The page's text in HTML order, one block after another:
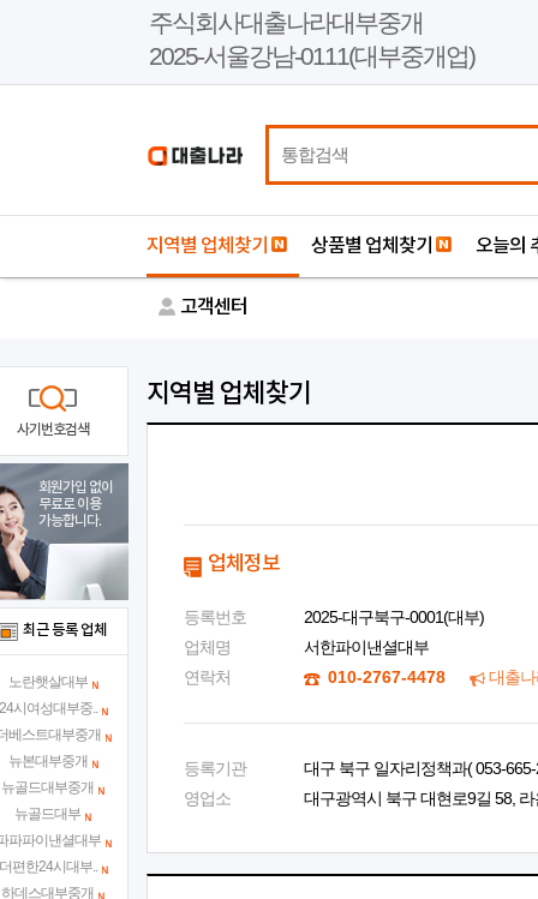
주식회사대출나라대부중개
2025-서울강남-0111(대부중개업)
지역별 업체찾기 상품별 업체찾기 오늘의
고객센터
지역별 업체찾기
업체정보
등록번호
2025-대구북구-0001(대부)
업체명
서한파이낸셜대부
연락처
010-2767-4478 대출
등록기관
대구 북구 일자리정책과( 053-
영업소
대구광역시 북구 대현로9길 58,
사기번호검색
회원가입 없이
무료로 이용
가능합니다.
최근 등록 업체
노란햇살대부
시여성대부중..
베스트대부중개
뉴본대부중개
뉴골드대부중개
뉴골드대부
파파이낸셜대부
편한24시대부..
하데스대부중개